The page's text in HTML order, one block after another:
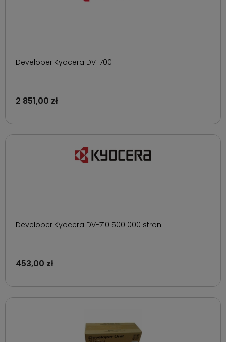
Developer Kyocera DV-700
2 851,00 zł
Developer Kyocera DV-710 500 000 stron
453,00 zł